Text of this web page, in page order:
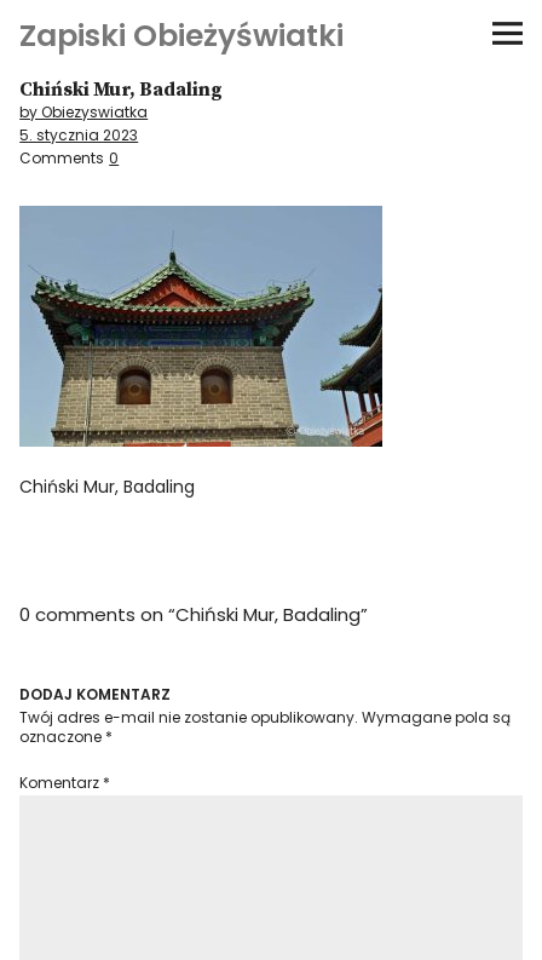
Zapiski Obieżyświatki
Podróże
Kultura i sztuka
O-fiszki
Niezwyczajne ściany
Dom na kółkach
Chiński Mur, Badaling
by Obiezyswiatka
5. stycznia 2023
Comments 0
Chiński Mur, Badaling
0 comments on “Chiński Mur, Badaling”
DODAJ KOMENTARZ
Twój adres e-mail nie zostanie opublikowany. Wymagane pola są
oznaczone *
Komentarz *